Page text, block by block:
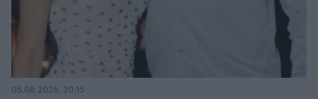
05.08.2026, 20:15